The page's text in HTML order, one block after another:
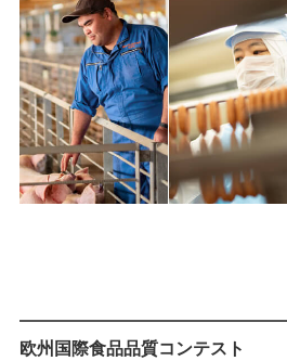
欧州国際食品品質コンテスト